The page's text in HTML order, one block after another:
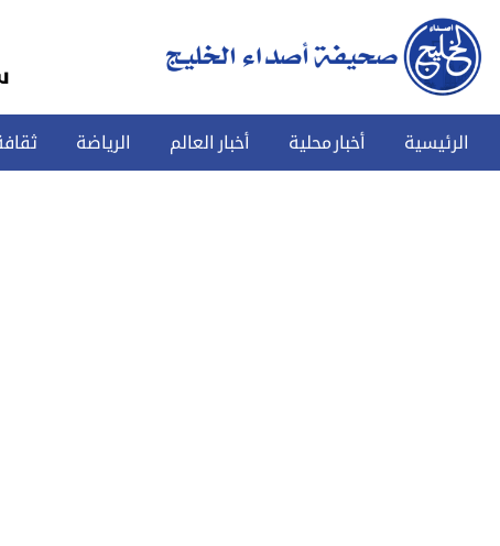
الرئيسية أخبار محلية أخبار العالم الرياضة